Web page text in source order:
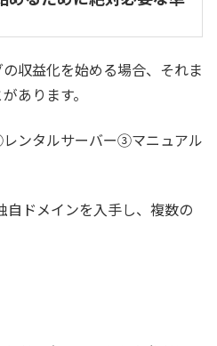
収益化を始める場合、それま
あります。
ンタルサーバー③マニュアル
自ドメインを入手し、複数の